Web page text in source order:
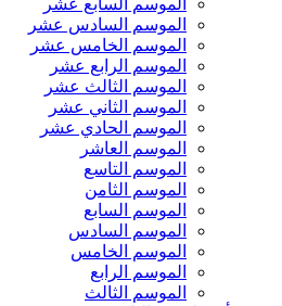
الموسم السابع عشر
الموسم السادس عشر
الموسم الخامس عشر
الموسم الرابع عشر
الموسم الثالث عشر
الموسم الثاني عشر
الموسم الحادي عشر
الموسم العاشر
الموسم التاسع
الموسم الثامن
الموسم السابع
الموسم السادس
الموسم الخامس
الموسم الرابع
الموسم الثالث